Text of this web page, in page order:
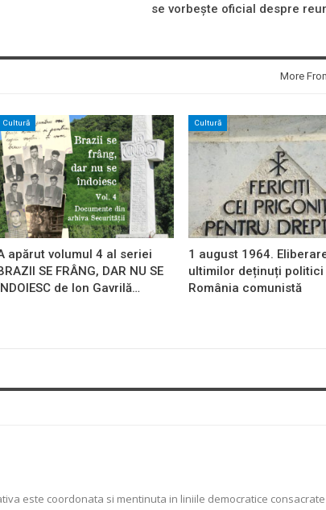
se vorbește oficial despre
More
Cultură
apărut volumul 4 al seriei
SE FRÂNG, DAR NU SE
de Ion Gavrilă…
Cultură
1 august 1964.
ultimilor deținuți politici
România comunistă
este coordonata si mentinuta in liniile democratice